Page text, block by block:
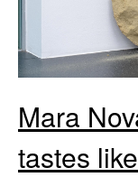
Mara
tastes